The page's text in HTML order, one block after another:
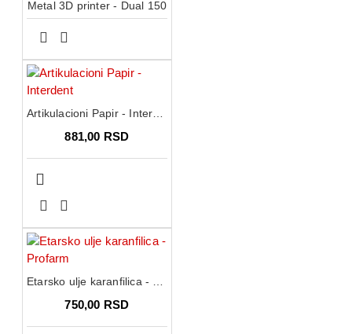
Metal 3D printer - Dual 150
881,00 RSD
750,00 RSD